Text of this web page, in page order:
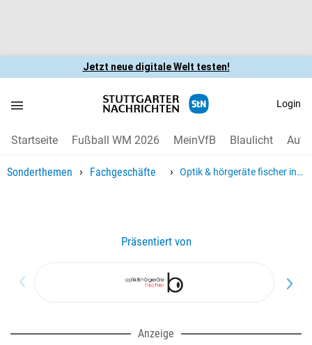
Jetzt neue digitale Welt testen!
Login
Startseite Fußball WM 2026 MeinVfB Blaulicht Auto
Sonderthemen › Fachgeschäfte ›
Optik & hörgeräte fischer in
Präsentiert von
Anzeige